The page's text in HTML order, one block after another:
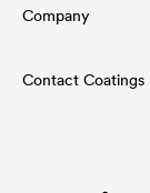
Agriculture
Automotive
Download
Referenties
Company
Structure
Contact Coatings